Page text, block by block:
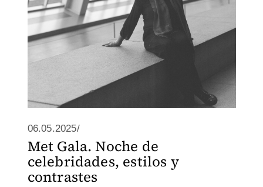
06.05.2025/
Met Gala. Noche de
celebridades, estilos y
contrastes